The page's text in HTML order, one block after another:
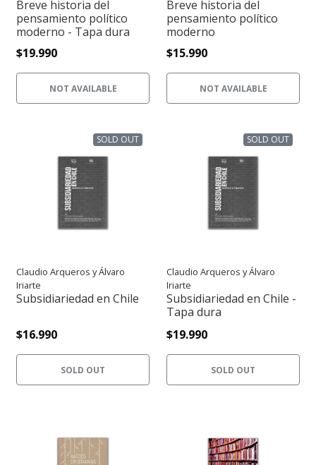
Breve historia del
pensamiento político
moderno - Tapa dura
$19.990
NOT AVAILABLE
Breve historia del
pensamiento político
moderno
$15.990
NOT AVAILABLE
SOLD OUT
Claudio Arqueros y Álvaro
Iriarte
Subsidiariedad en Chile
$16.990
SOLD OUT
SOLD OUT
Claudio Arqueros y Álvaro
Iriarte
Subsidiariedad en Chile -
Tapa dura
$19.990
SOLD OUT